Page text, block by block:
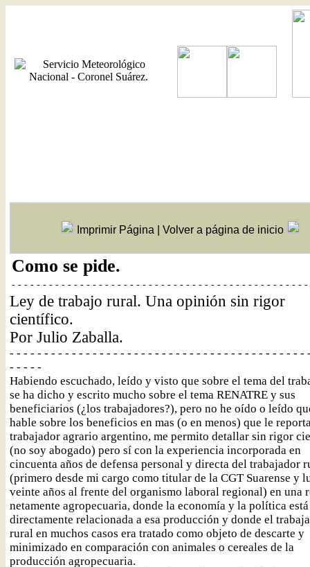
Imprimir Página Volver a página de inicio
Como se pide.
- - - - - - - - - - - - - - - - - - - - - - - - - - - - - - - - - - - - - - - - - - - - - - -
Ley de trabajo rural. Una opinión sin rigor
científico.
Por Julio Zaballa.
- - - - - - - - - - - - - - - - - - - - - - - - - - - - - - - - - - - - - - - - - - -
- - - - -
Habiendo escuchado, leído y visto que sobre el tema del
se ha dicho y escrito mucho sobre el tema RENATRE y sus
beneficiarios (¿los trabajadores?), pero no he oído o leído
hable sobre los beneficios en mas (o en menos) que le
trabajador agrario argentino, me permito detallar sin rigor
(no soy abogado) pero sí con la experiencia incorporada en
cincuenta años de defensa personal y directa del trabajador
(primero desde mi cargo como titular de la CGT Suarense y
veinte años al frente del organismo laboral regional) en una
netamente agropecuaria, donde la economía y la política está
directamente relacionada a esa producción y donde el
rural en muchos casos era tratado como objeto de descarte y
minimizado en comparación con animales o cereales de la
producción agropecuaria.